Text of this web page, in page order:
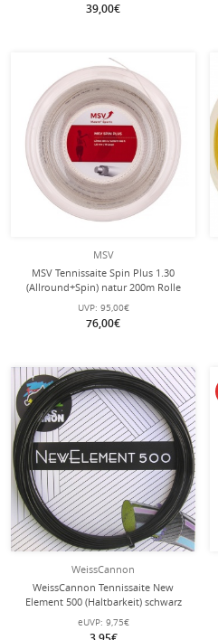
39,00€
MSV
MSV Tennissaite Spin Plus 1.30
(Allround+Spin) natur 200m Rolle
UVP: 95,00€
76,00€
WeissCannon
WeissCannon Tennissaite New
Element 500 (Haltbarkeit) schwarz
12m Set
eUVP: 9,75€